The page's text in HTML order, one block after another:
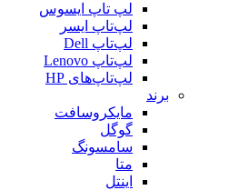
لپ تاپ ایسوس
لپ‌تاپ ایسر
لپ‌تاپ Dell
لپ‌تاپ Lenovo
لپ‌تاپ‌های HP
برند
مایکروسافت
گوگل
سامسونگ
متا
اینتل